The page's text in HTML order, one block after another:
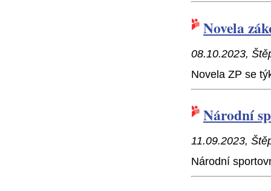
Novela
08.10.2023,
Novela ZP se
Národní
11.09.2023,
Národní